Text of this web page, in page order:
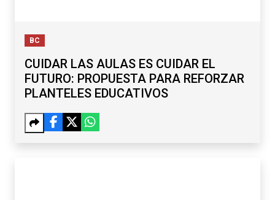
BC
CUIDAR LAS AULAS ES CUIDAR EL
FUTURO: PROPUESTA PARA REFORZAR
PLANTELES EDUCATIVOS